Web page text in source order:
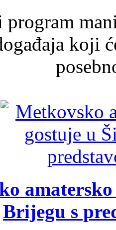
koji
Brijegu s